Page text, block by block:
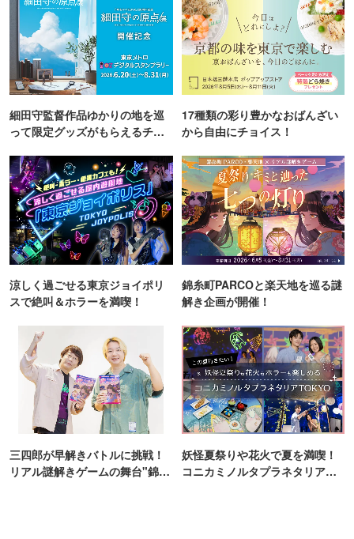
細田守監督作品ゆかりの地を巡
って限定グッズがもらえるチャ
17種類の彩り豊かなおばんざい
から自由にチョイス！
涼しく過ごせる東京ジョイポリ
スで絶叫＆ホラーを満喫！
錦糸町PARCOと楽天地を巡る謎
解き企画が開催！
三四郎が早解きバトルに挑戦！
リアル謎解きゲームの舞台"錦糸
妖怪夏祭りや花火で夏を満喫！
コニカミノルタプラネタリア